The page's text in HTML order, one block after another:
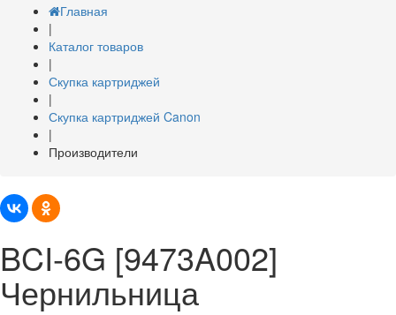
Главная
|
Каталог товаров
|
Скупка картриджей
|
Скупка картриджей Canon
|
Производители
BCI-6G [9473A002]
Чернильница